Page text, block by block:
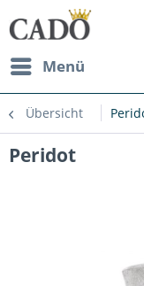
Menü
Übersicht
Peridot